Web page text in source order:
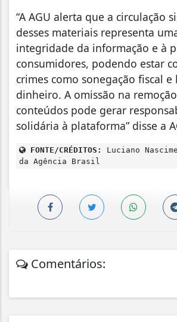
“A AGU alerta que a circulação
desses materiais representa
integridade da informação e à
consumidores, podendo estar
crimes como sonegação fiscal e
dinheiro. A omissão na
conteúdos pode gerar
solidária à plataforma” disse a
FONTE/CRÉDITOS:
Luciano
da Agência Brasil
Comentários: